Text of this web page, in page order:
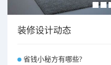
装修设计动态
省钱小秘方有哪些?